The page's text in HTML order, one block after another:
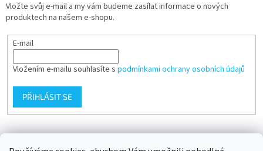
Vložte svůj e-mail a my vám budeme zasílat informace o nových
produktech na našem e-shopu.
E-mail
Vložením e-mailu souhlasíte s podmínkami ochrany osobních údajů
PŘIHLÁSIT SE